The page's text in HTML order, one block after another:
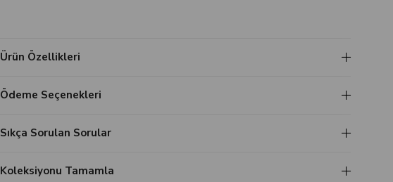
Ürün Özellikleri
Ödeme Seçenekleri
Sıkça Sorulan Sorular
Koleksiyonu Tamamla